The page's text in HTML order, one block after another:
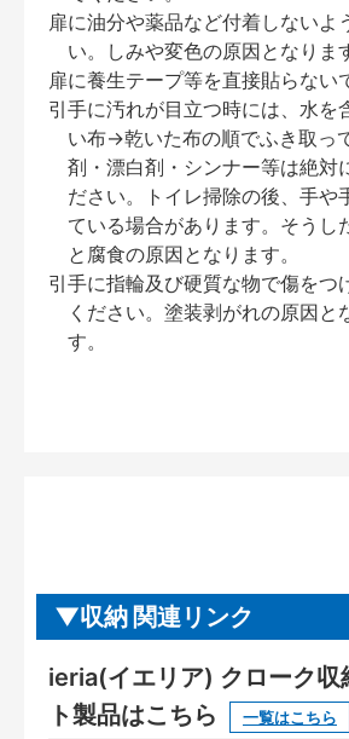
扉に油分や薬品など付着しないよ
い。しみや変色の原因となりま
扉に養生テープ等を直接貼らない
引手に汚れが目立つ時には、水を
い布→乾いた布の順でふき取っ
剤・漂白剤・シンナー等は絶対
ださい。トイレ掃除の後、手や
ている場合があります。そうし
と腐食の原因となります。
引手に指輪及び硬質な物で傷をつ
ください。塗装剥がれの原因と
す。
収納 関連リンク
ieria(イエリア) クローク収
ト製品はこちら
一覧はこちら